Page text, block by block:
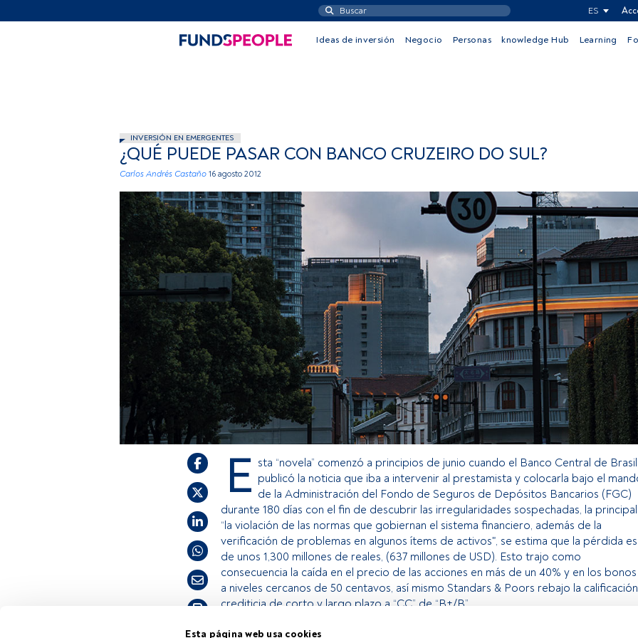
Esta página web usa cookies
ES
Ideas de inversión Negocio Personas knowledge Hub Learning
INVERSIÓN EN EMERGENTES
¿QUÉ PUEDE PASAR CON BANCO CRUZEIRO DO SUL?
Carlos Andrés Castaño 16 agosto 2012
3 min.
E sta “novela” comenzó a principios de junio cuando el Banco Central de Brasil
publicó la noticia que iba a intervenir al prestamista y colocarla bajo el
de la Administración del Fondo de Seguros de Depósitos Bancarios (FGC)
durante 180 días con el fin de descubrir las irregularidades sospechadas, la principal
“la violación de las normas que gobiernan el sistema financiero, además de la
verificación de problemas en algunos ítems de activos", se estima que la pérdida es
de unos 1,300 millones de reales, (637 millones de USD). Esto trajo como
consecuencia la caída en el precio de las acciones en más de un 40% y en los bonos
a niveles cercanos de 50 centavos, así mismo Standars & Poors rebajo la calificación
crediticia de corto y largo plazo a “CC” de “B+/B”.